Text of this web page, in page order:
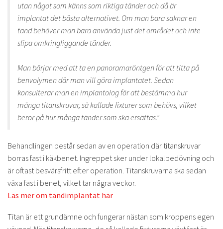
utan något som känns som riktiga tänder och då är
implantat det bästa alternativet. Om man bara saknar en
tand behöver man bara använda just det området och inte
slipa omkringliggande tänder.
Man börjar med att ta en panoramaröntgen för att titta på
benvolymen där man vill göra implantatet. Sedan
konsulterar man en implantolog för att bestämma hur
många titanskruvar, så kallade fixturer som behövs, vilket
beror på hur många tänder som ska ersättas.”
Behandlingen består sedan av en operation där titanskruvar
borras fast i käkbenet. Ingreppet sker under lokalbedövning och
är oftast besvärsfritt efter operation. Titanskruvarna ska sedan
växa fast i benet, vilket tar några veckor.
Läs mer om tandimplantat här
Titan är ett grundämne och fungerar nästan som kroppens egen